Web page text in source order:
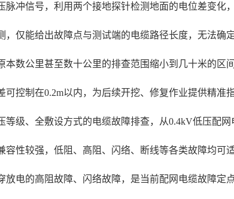
冲信号，利用两个接地探针检测地面的电位差变化
仅能给出故障点与测试端的电缆路径长度，无法确
数公里甚至数十公里的排查范围缩小到几十米的区
控制在0.2m以内，为后续开挖、修复作业提供精准指
级、全敷设方式的电缆故障排查，从0.4kV低压配
性较强，低阻、高阻、闪络、断线等各类故障均可
电的高阻故障、闪络故障，是当前配网电缆故障定